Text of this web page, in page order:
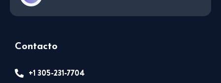
Contacto
+1 305-231-7704